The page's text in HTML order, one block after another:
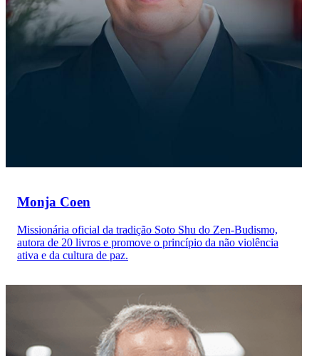
Monja Coen
Missionária oficial da tradição Soto Shu do Zen-Budismo,
autora de 20 livros e promove o princípio da não violência
ativa e da cultura de paz.